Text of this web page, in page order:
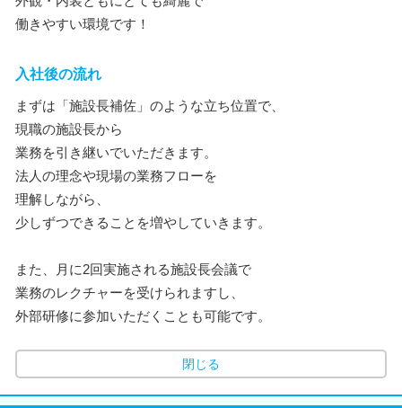
働きやすい環境です！
入社後の流れ
まずは「施設長補佐」のような立ち位置で、
現職の施設長から
業務を引き継いでいただきます。
法人の理念や現場の業務フローを
理解しながら、
少しずつできることを増やしていきます。
また、月に2回実施される施設長会議で
業務のレクチャーを受けられますし、
外部研修に参加いただくことも可能です。
閉じる